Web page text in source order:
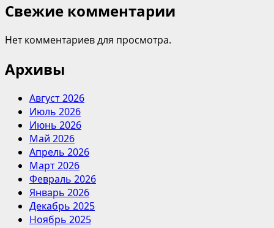
Свежие комментарии
Нет комментариев для просмотра.
Архивы
Август 2026
Июль 2026
Июнь 2026
Май 2026
Апрель 2026
Март 2026
Февраль 2026
Январь 2026
Декабрь 2025
Ноябрь 2025